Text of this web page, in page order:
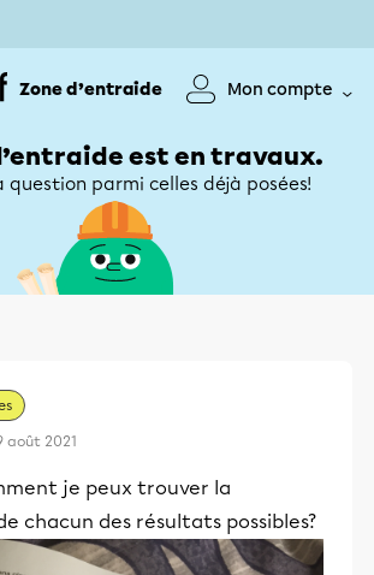
Zone d’entraide Mon compte
est en travaux.
question parmi celles déjà posées!
août 2021
je peux trouver la
chacun des résultats possibles?